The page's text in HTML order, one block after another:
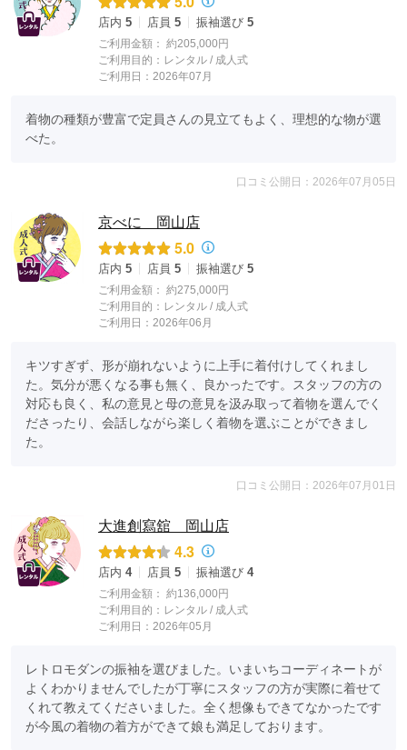
店内 5 店員 5 振袖選び 5
ご利用金額： 約205,000円
ご利用目的： レンタル / 成人式
ご利用日：2026年07月
着物の種類が豊富で定員さんの見立てもよく、理想的な物が選
べた。
口コミ公開日：2026年07月05日
京べに 岡山店
5.0
店内 5 店員 5 振袖選び 5
ご利用金額： 約275,000円
ご利用目的： レンタル / 成人式
ご利用日：2026年06月
キツすぎず、形が崩れないように上手に着付けしてくれまし
た。気分が悪くなる事も無く、良かったです。スタッフの方の
対応も良く、私の意見と母の意見を汲み取って着物を選んでく
ださったり、会話しながら楽しく着物を選ぶことができまし
た。
口コミ公開日：2026年07月01日
大進創寫舘 岡山店
4.3
店内 4 店員 5 振袖選び 4
ご利用金額： 約136,000円
ご利用目的： レンタル / 成人式
ご利用日：2026年05月
レトロモダンの振袖を選びました。いまいちコーディネートが
よくわかりませんでしたが丁寧にスタッフの方が実際に着せて
くれて教えてくださいました。全く想像もできてなかったです
が今風の着物の着方ができて娘も満足しております。